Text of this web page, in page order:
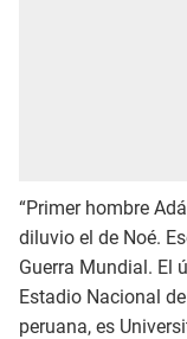
“Primer hombre
diluvio el de Noé.
Guerra Mundial. El
Estadio Nacional
peruana, es